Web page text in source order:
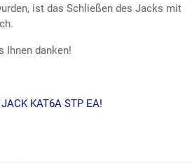
ist das Schließen des Jacks mit
Ihnen danken!
KAT6A STP EA!